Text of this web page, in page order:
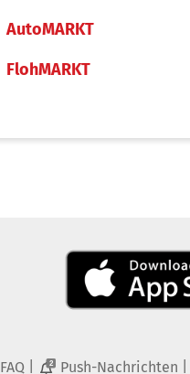
AutoMARKT
FlohMARKT
FAQ 2 Push-Nachrichten